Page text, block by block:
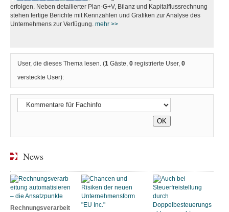
erfolgen. Neben detailierter Plan-G+V, Bilanz und Kapitalflussrechnung
stehen fertige Berichte mit Kennzahlen und Grafiken zur Analyse des
Unternehmens zur Verfügung. mehr >>
User, die dieses Thema lesen. (1 Gäste,0 registrierte User,0
versteckte User):
News
Rechnungsverarbeit